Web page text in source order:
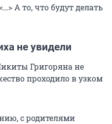
А то, что будут делать
не увидели
Григоряна не
проходило в узком
с родителями